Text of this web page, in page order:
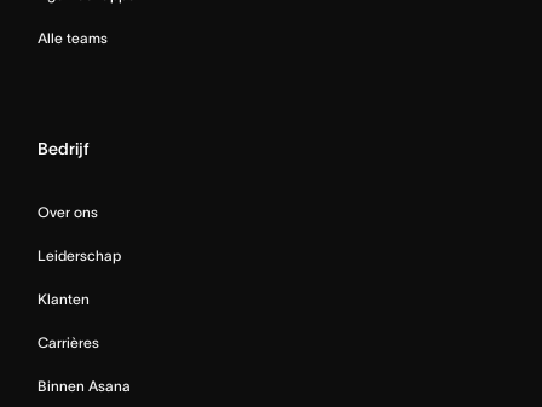
Alle teams
Bedrijf
Over ons
Leiderschap
Klanten
Carrières
Binnen Asana